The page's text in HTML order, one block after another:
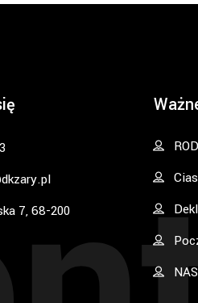
7, 68-200
NAS